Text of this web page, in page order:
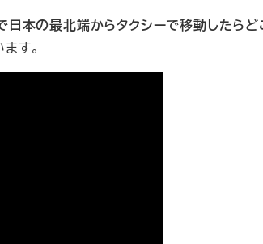
日本の最北端からタクシーで移動したらど
す。